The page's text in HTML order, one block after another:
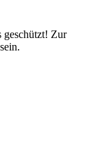
geschützt! Zur